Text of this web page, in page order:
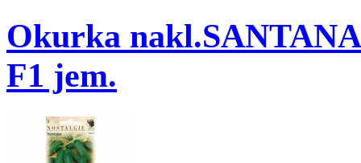
Okurka nakl.SANTANA
F1 jem.